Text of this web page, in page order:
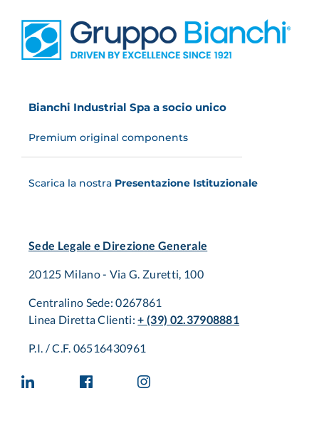
Bianchi Industrial Spa a socio unico
Premium original components
Scarica la nostra Presentazione Istituzionale
Sede Legale e Direzione Generale
20125 Milano - Via G. Zuretti, 100
Centralino Sede: 0267861
Linea Diretta Clienti:+ (39) 02.37908881
P.I. / C.F. 06516430961